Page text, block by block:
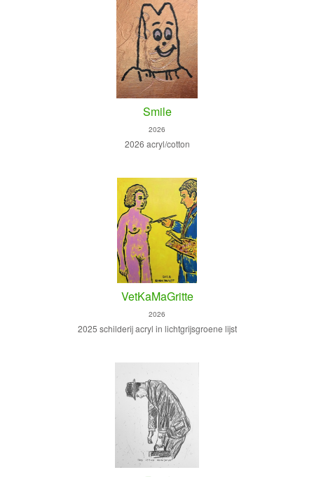
Smile
2026
2026 acryl/cotton
VetKaMaGritte
2026
2025 schilderij acryl in lichtgrijsgroene lijst